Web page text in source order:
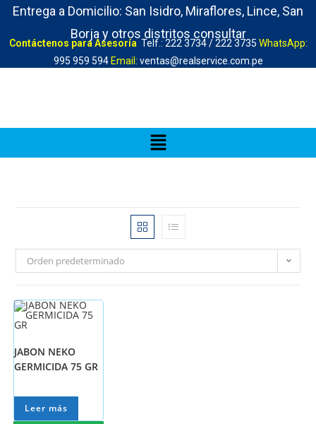
Entrega a Domicilio: San Isidro, Miraflores, Lince, San
Borja y otros distritos consultar
Contáctenos para Asesoría Telf.: 222 3734 / 222 3735 WhatsApp:
995 959 594 Email: ventas@realservice.com.pe
Orden predeterminado
JABON NEKO
GERMICIDA 75 GR
Leer más